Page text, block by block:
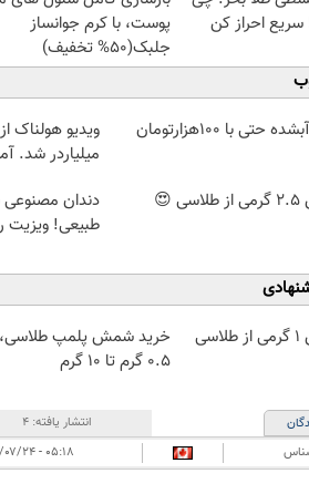
سریع احراز کن
پوست، با کرم جوانساز
جلبک(50% تخفیف)
با ۱۰۰هزارتومان
ویدیو هولناک
میلیاردر شد.
دندان
طبیعی! ویزیت
خرید شمش پلمپ طلاسی،
۰.۵ گرم تا ۱۰ گرم
انتشار یافته:۴
۰۵:۱۸ - ۱۳۹۵/۰۷/۲۴